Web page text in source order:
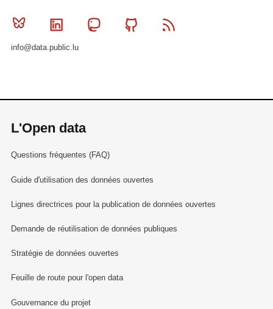
Bluesky Linkedin MastodonGithub
info@data.public.lu
L'Open data
Questions fréquentes (FAQ)
Guide d'utilisation des données ouvertes
Lignes directrices pour la publication de données ouvertes
Demande de réutilisation de données publiques
Stratégie de données ouvertes
Feuille de route pour l'open data
Gouvernance du projet